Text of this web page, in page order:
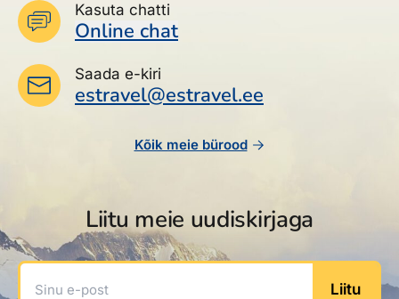
Kasuta chatti
Online chat
Saada e-kiri
estravel@estravel.ee
Kõik meie bürood
Liitu meie uudiskirjaga
Sinu e-post
Liitu